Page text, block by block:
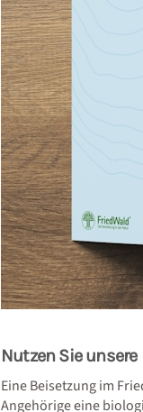
Nutzen Sie
Eine Beisetzung im
Angehörige eine